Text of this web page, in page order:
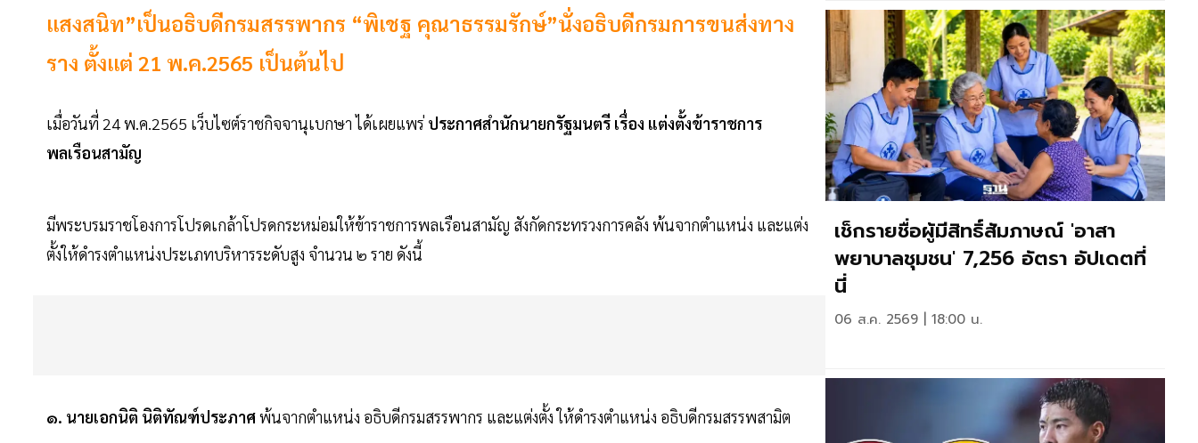
แสงสนิท”เป็นอธิบดีกรมสรรพากร “พิเชฐ คุณาธรรมรักษ์”นั่งอธิบดีกรมการขนส่งทาง
ราง ตั้งแต่ 21 พ.ค.2565 เป็นต้นไป
เมื่อวันที่ 24 พ.ค.2565 เว็บไซต์ราชกิจจานุเบกษา ได้เผยแพร่ ประกาศสํานักนายกรัฐมนตรี เรื่อง แต่งตั้งข้าราชการ
พลเรือนสามัญ
มีพระบรมราชโองการโปรดเกล้าโปรดกระหม่อมให้ข้าราชการพลเรือนสามัญ สังกัดกระทรวงการคลัง พ้นจากตําแหน่ง และแต่ง
ตั้งให้ดํารงตําแหน่งประเภทบริหารระดับสูง จํานวน ๒ ราย ดังนี้
๑. นายเอกนิติ นิติทัณฑ์ประภาศพ้นจากตําแหน่ง อธิบดีกรมสรรพากร และแต่งตั้ง ให้ดํารงตําแหน่ง อธิบดีกรมสรรพสามิต
เช็กรายชื่อผู้มีสิทธิ์สัมภาษณ์ 'อาสา
พยาบาลชุมชน' 7,256 อัตรา อัปเดตที่
นี่
06 ส.ค. 2569 | 18:00 น.